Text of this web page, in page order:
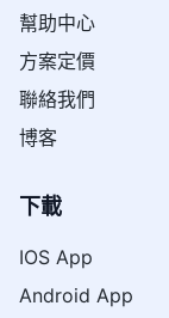
幫助中心
方案定價
聯絡我們
博客
下載
IOS App
Android App